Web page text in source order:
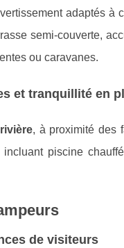
adaptés à
semi-couverte,
ou caravanes.
et tranquillité en
, à proximité des
incluant piscine
de visiteurs